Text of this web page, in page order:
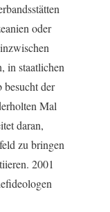
oder
in staatlichen
der
Mal
daran,
zu bringen
2001